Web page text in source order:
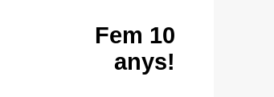
Fem 10
anys!